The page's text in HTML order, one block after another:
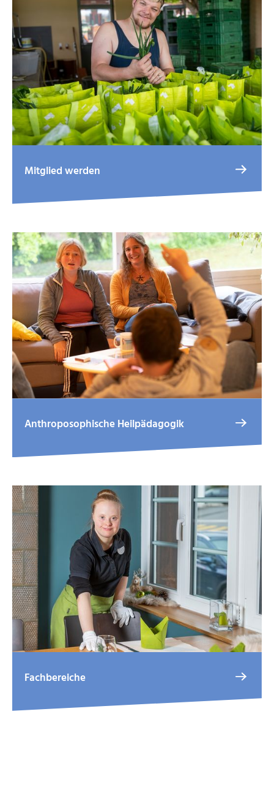
Mitglied werden
Anthroposophische Heilpädagogik
Fachbereiche